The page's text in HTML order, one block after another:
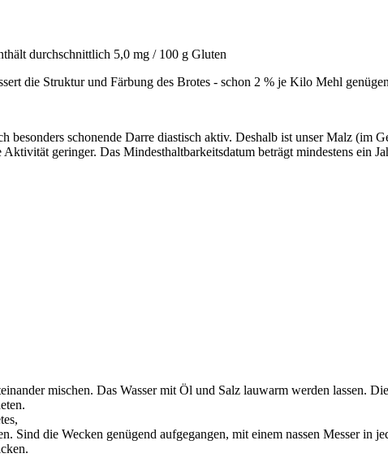
durchschnittlich 5,0 mg / 100 g Gluten
die Struktur und Färbung des Brotes - schon 2 % je Kilo Mehl
besonders schonende Darre diastisch aktiv. Deshalb ist unser Malz (im
geringer. Das Mindesthaltbarkeitsdatum beträgt mindestens ein
mischen. Das Wasser mit Öl und Salz lauwarm werden lassen.
Sind die Wecken genügend aufgegangen, mit einem nassen Messer in